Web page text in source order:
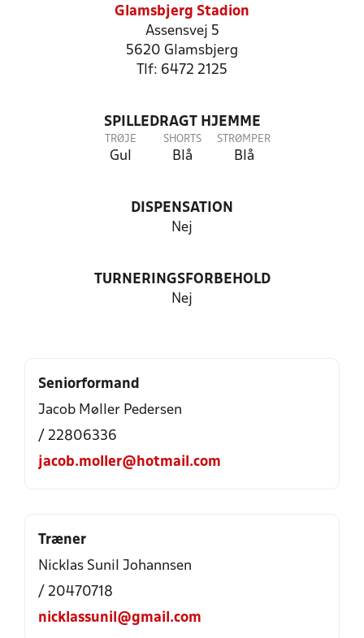
Glamsbjerg Stadion
Assensvej 5
5620 Glamsbjerg
Tlf: 6472 2125
SPILLEDRAGT HJEMME
TRØJE
Gul
SHORTS
Blå
STRØMPER
Blå
DISPENSATION
Nej
TURNERINGSFORBEHOLD
Nej
Seniorformand
Jacob Møller Pedersen
/ 22806336
jacob.moller@hotmail.com
Træner
Nicklas Sunil Johannsen
/ 20470718
nicklassunil@gmail.com